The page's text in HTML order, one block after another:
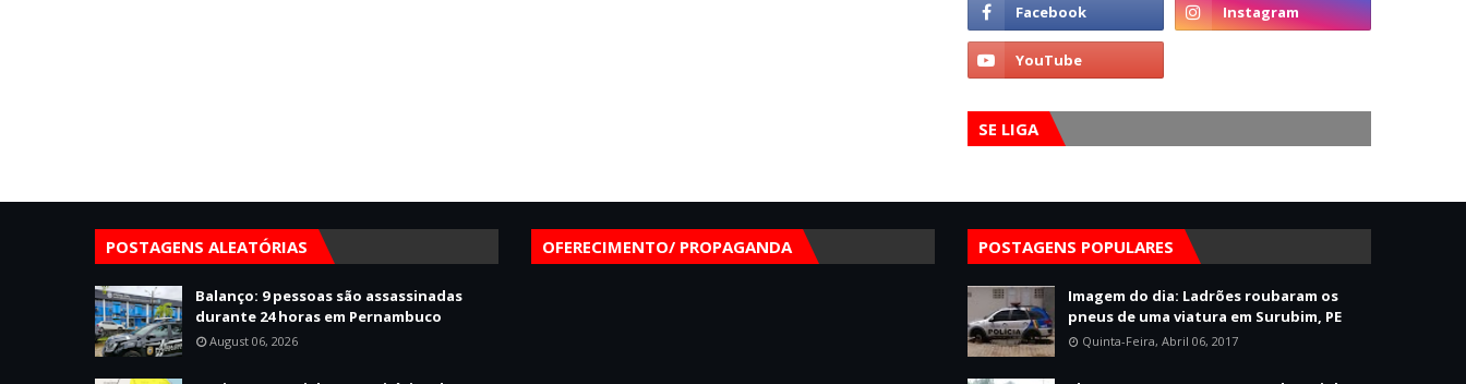
SE LIGA
POSTAGENS ALEATÓRIAS
Balanço: 9 pessoas são assassinadas
durante 24 horas em Pernambuco
August 06, 2026
OFERECIMENTO/ PROPAGANDA POSTAGENS POPULARES
Imagem do dia: Ladrões roubaram os
pneus de uma viatura em Surubim, PE
Quinta-Feira, Abril 06, 2017